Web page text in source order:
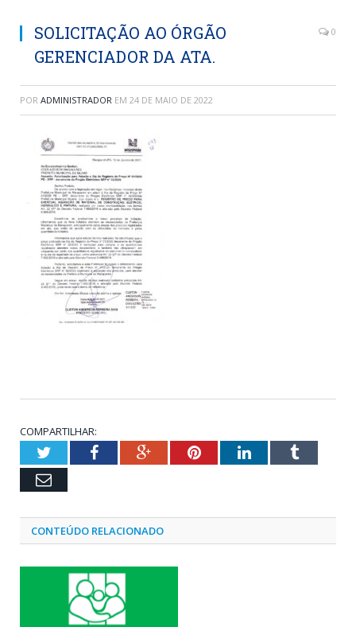
SOLICITAÇÃO AO ÓRGÃO
GERENCIADOR DA ATA.
0
POR ADMINISTRADOR EM 24 DE MAIO DE 2022
COMPARTILHAR:
TwitterFacebookGoogle+PinterestLinkedInTumblr
Email
CONTEÚDO RELACIONADO